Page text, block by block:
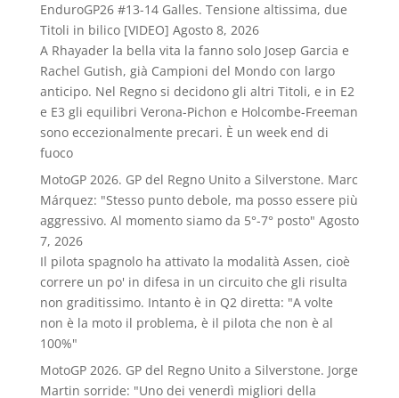
EnduroGP26 #13-14 Galles. Tensione altissima, due
Titoli in bilico [VIDEO] Agosto 8, 2026
A Rhayader la bella vita la fanno solo Josep Garcia e
Rachel Gutish, già Campioni del Mondo con largo
anticipo. Nel Regno si decidono gli altri Titoli, e in E2
e E3 gli equilibri Verona-Pichon e Holcombe-Freeman
sono eccezionalmente precari. È un week end di
fuoco
MotoGP 2026. GP del Regno Unito a Silverstone. Marc
Márquez: "Stesso punto debole, ma posso essere più
aggressivo. Al momento siamo da 5°-7° posto" Agosto
7, 2026
Il pilota spagnolo ha attivato la modalità Assen, cioè
correre un po' in difesa in un circuito che gli risulta
non graditissimo. Intanto è in Q2 diretta: "A volte
non è la moto il problema, è il pilota che non è al
100%"
MotoGP 2026. GP del Regno Unito a Silverstone. Jorge
Martin sorride: "Uno dei venerdì migliori della